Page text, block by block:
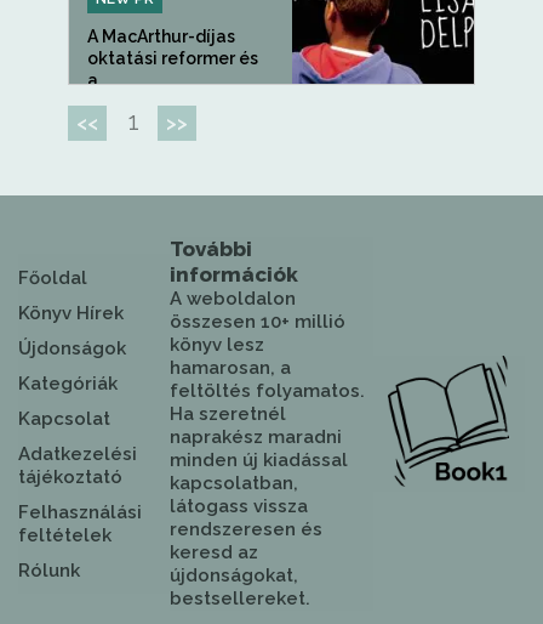
A MacArthur-díjas
oktatási reformer és
a...
<< 1 >>
Főoldal
Könyv Hírek
Újdonságok
Kategóriák
Kapcsolat
Adatkezelési
tájékoztató
Felhasználási
feltételek
Rólunk
További
információk
A weboldalon
összesen 10+ millió
könyv lesz
hamarosan, a
feltöltés folyamatos.
Ha szeretnél
naprakész maradni
minden új kiadással
kapcsolatban,
látogass vissza
rendszeresen és
keresd az
újdonságokat,
bestsellereket.